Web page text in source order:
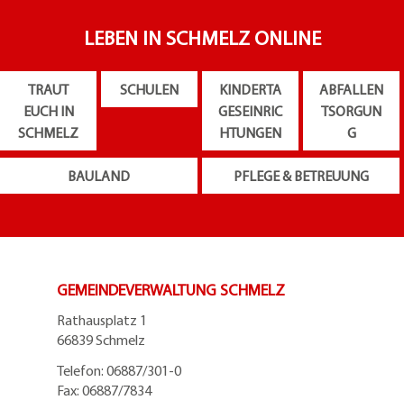
LEBEN IN SCHMELZ ONLINE
TRAUT
EUCH IN
SCHMELZ
SCHULEN
KINDERTA
GESEINRIC
HTUNGEN
ABFALLEN
TSORGUN
G
BAULAND PFLEGE & BETREUUNG
GEMEINDEVERWALTUNG SCHMELZ
Rathausplatz 1
66839 Schmelz
Telefon: 06887/301-0
Fax: 06887/7834